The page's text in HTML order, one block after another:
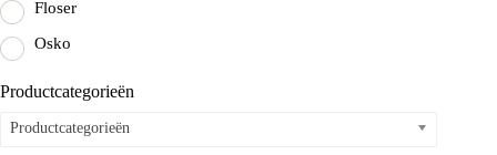
Floser
Osko
Productcategorieën
Productcategorieën